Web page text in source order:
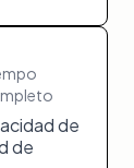
de
de